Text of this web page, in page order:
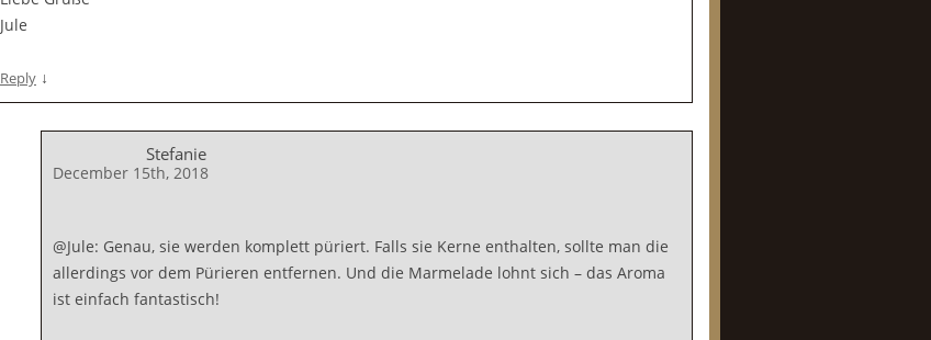
Jule
Reply ↓
Stefanie
December 15th, 2018
@Jule: Genau, sie werden komplett püriert. Falls sie Kerne enthalten, sollte man die
allerdings vor dem Pürieren entfernen. Und die Marmelade lohnt sich – das Aroma
ist einfach fantastisch!